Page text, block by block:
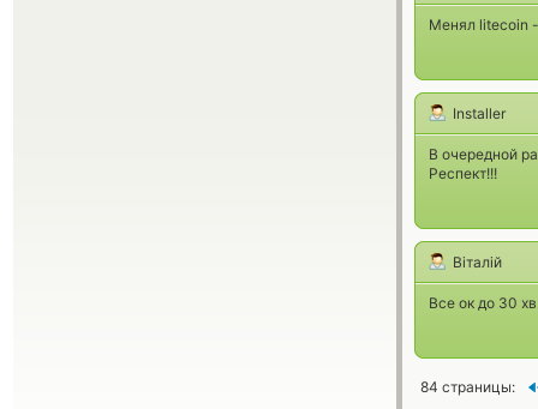
Менял litecoin
Installer
В очередной
Респект!!!
Віталій
Все ок до 30
84 страницы: